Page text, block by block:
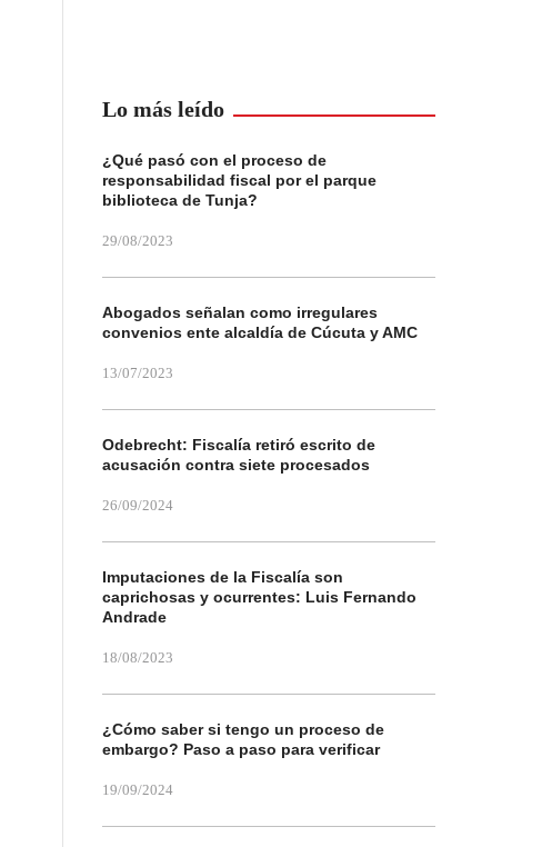
Lo más leído
¿Qué pasó con el proceso de
responsabilidad fiscal por el parque
biblioteca de Tunja?
29/08/2023
Abogados señalan como irregulares
convenios ente alcaldía de Cúcuta y AMC
13/07/2023
Odebrecht: Fiscalía retiró escrito de
acusación contra siete procesados
26/09/2024
Imputaciones de la Fiscalía son
caprichosas y ocurrentes: Luis Fernando
Andrade
18/08/2023
¿Cómo saber si tengo un proceso de
embargo? Paso a paso para verificar
19/09/2024